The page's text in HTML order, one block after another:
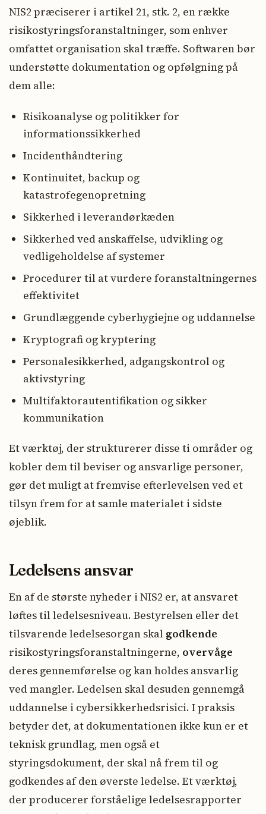
NIS2 præciserer i artikel 21, stk. 2, en række
risikostyringsforanstaltninger, som enhver
omfattet organisation skal træffe. Softwaren bør
understøtte dokumentation og opfølgning på
dem alle:
Risikoanalyse og politikker for
informationssikkerhed
Incidenthåndtering
Kontinuitet, backup og
katastrofegenopretning
Sikkerhed i leverandørkæden
Sikkerhed ved anskaffelse, udvikling og
vedligeholdelse af systemer
Procedurer til at vurdere foranstaltningernes
effektivitet
Grundlæggende cyberhygiejne og uddannelse
Kryptografi og kryptering
Personalesikkerhed, adgangskontrol og
aktivstyring
Multifaktorautentifikation og sikker
kommunikation
Et værktøj, der strukturerer disse ti områder og
kobler dem til beviser og ansvarlige personer,
gør det muligt at fremvise efterlevelsen ved et
tilsyn frem for at samle materialet i sidste
øjeblik.
Ledelsens ansvar
En af de største nyheder i NIS2 er, at ansvaret
løftes til ledelsesniveau. Bestyrelsen eller det
tilsvarende ledelsesorgan skal godkende
risikostyringsforanstaltningerne, overvåge
deres gennemførelse og kan holdes ansvarlig
ved mangler. Ledelsen skal desuden gennemgå
uddannelse i cybersikkerhedsrisici. I praksis
betyder det, at dokumentationen ikke kun er et
teknisk grundlag, men også et
styringsdokument, der skal nå frem til og
godkendes af den øverste ledelse. Et værktøj,
der producerer forståelige ledelsesrapporter